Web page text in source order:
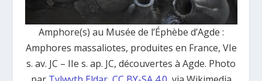
Amphore(s) au Musée de l’Éphèbe d’Agde :
Amphores massaliotes, produites en France, VIe
s. av. JC – IIe s. ap. JC, découvertes à Agde. Photo